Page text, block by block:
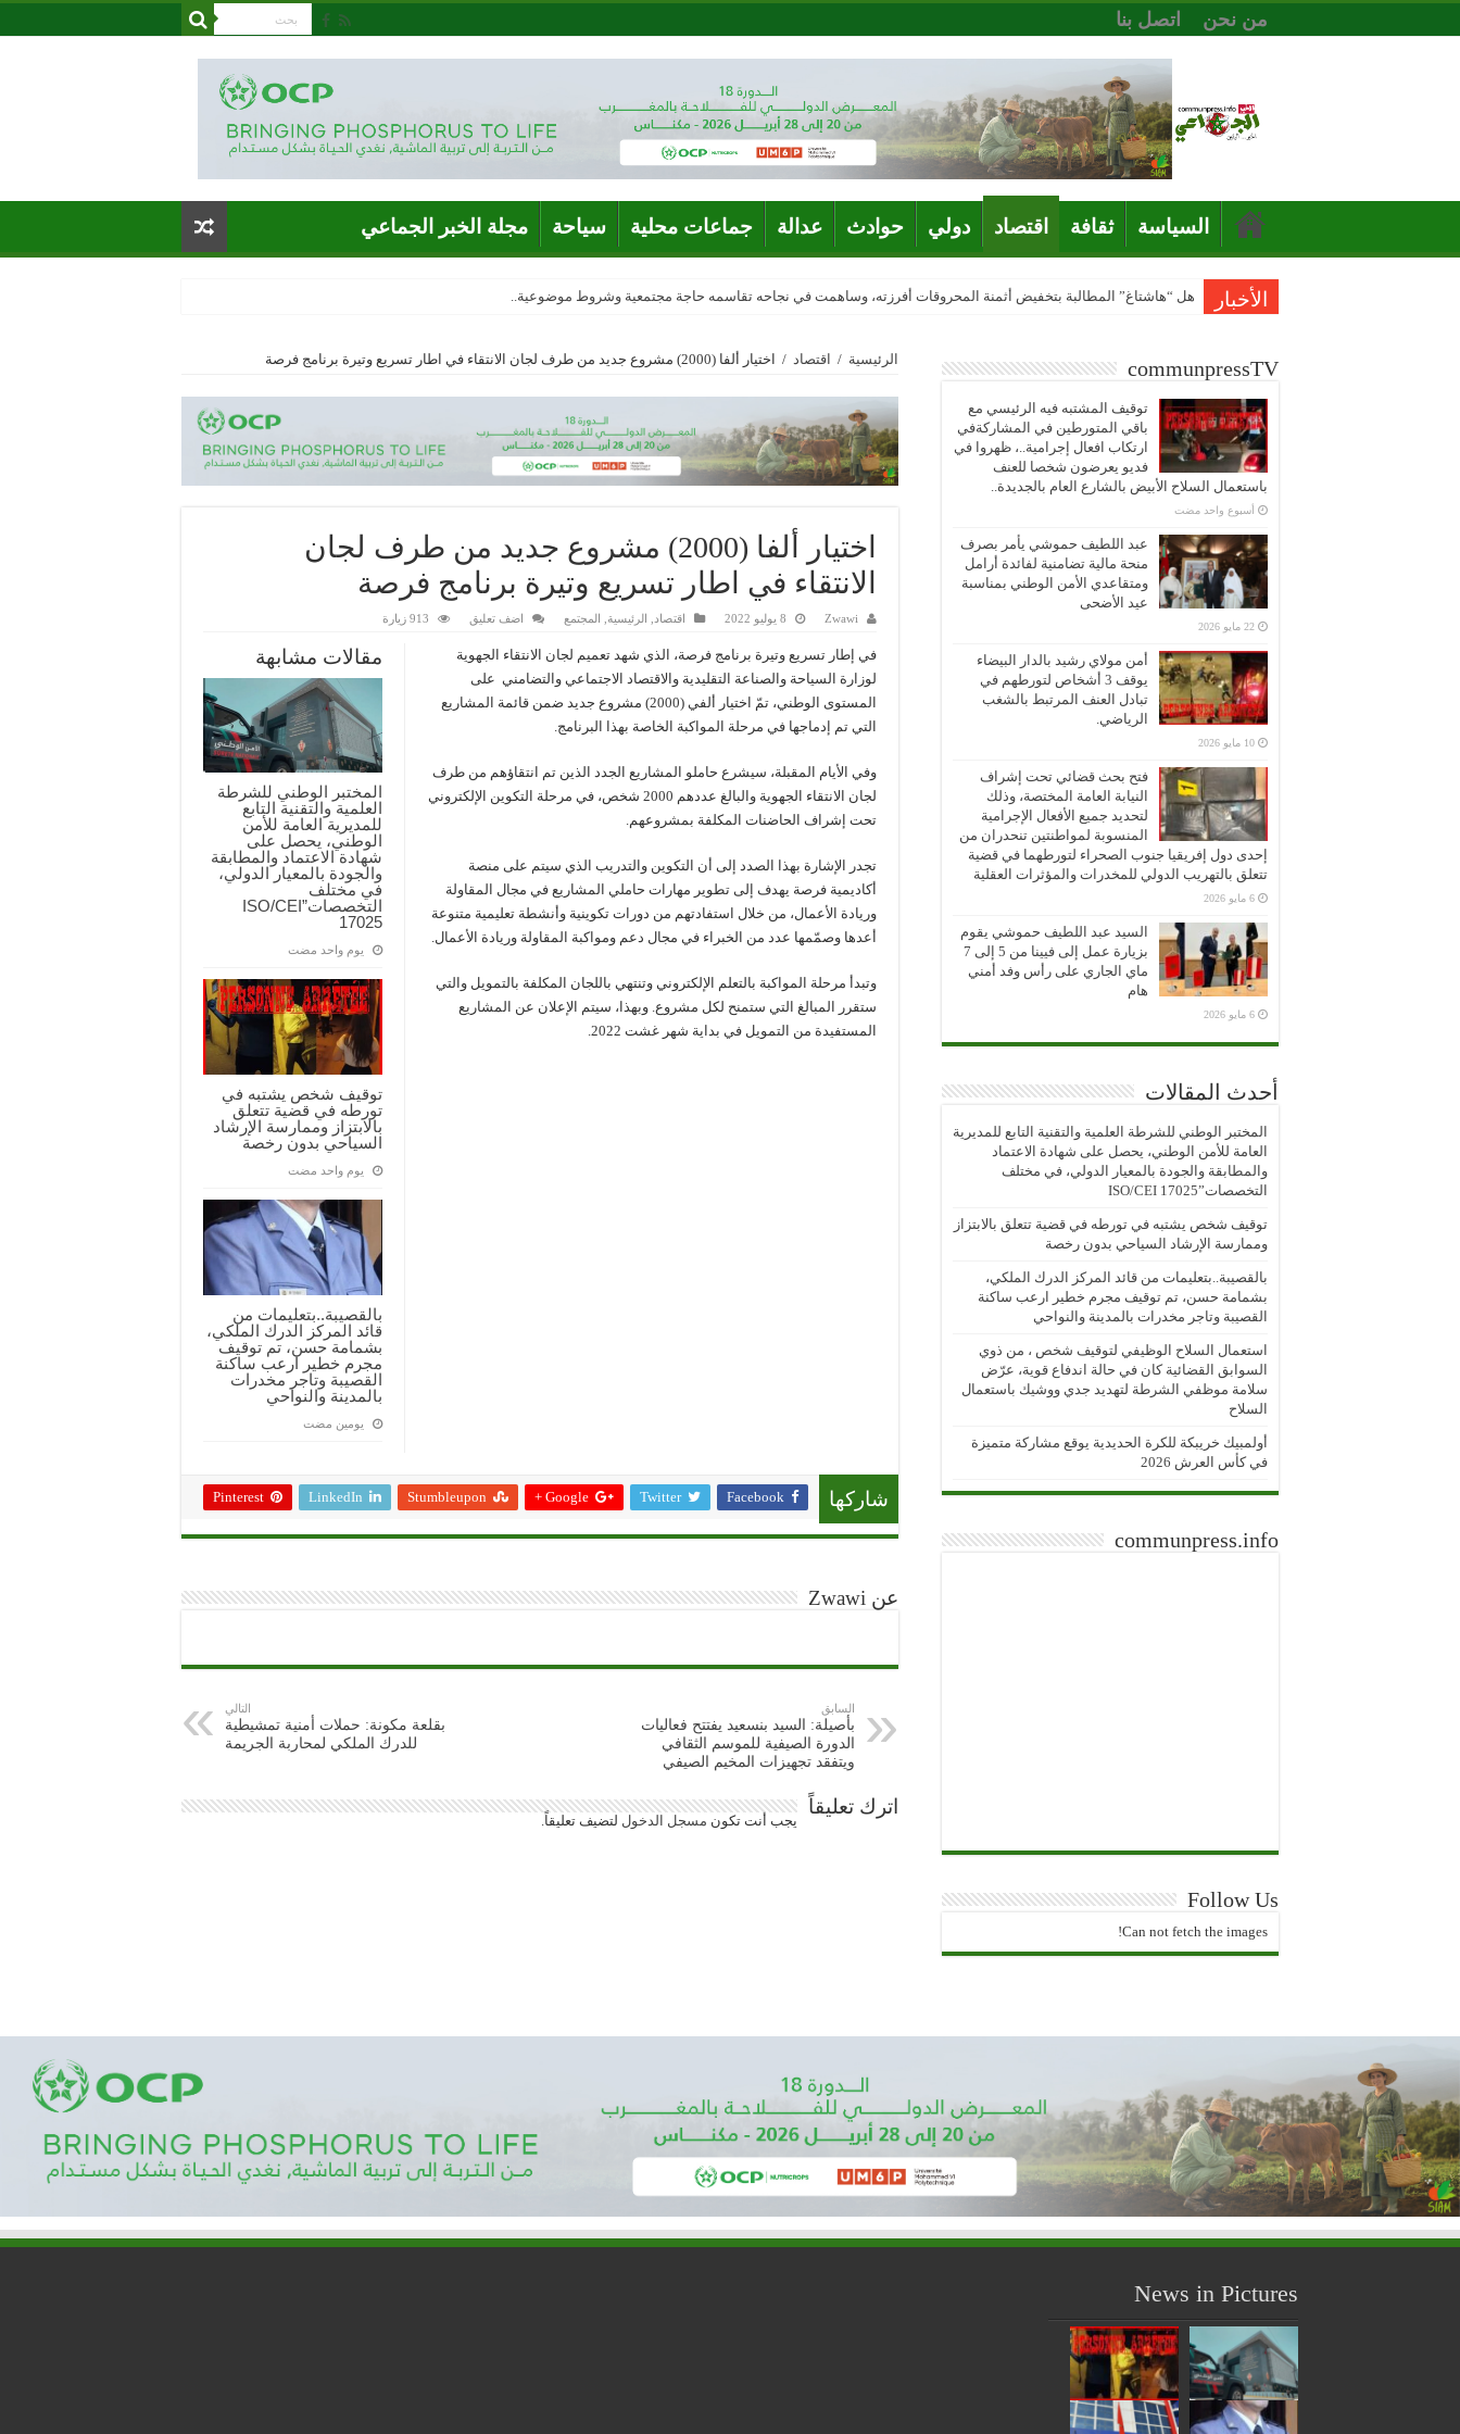
من نحن اتصل بنا
السياسة ثقافة اقتصاد دولي حوادث عدالة جماعات محلية سياحة مجلة الخبر الجماعي
الأخبار هل “هاشتاغ” المطالبة بتخفيض أثمنة المحروقات أفرزته، وساهمت في نجاحه تقاسمه حاجة مجتمعية وشروط موضوعية..
الرئيسية / اقتصاد / اختيار ألفا (2000) مشروع جديد من طرف لجان الانتقاء في اطار تسريع وتيرة برنامج فرصة
اختيار ألفا (2000) مشروع جديد من طرف لجان
الانتقاء في اطار تسريع وتيرة برنامج فرصة
Zwawi 8 يوليو 2022 اقتصاد الرئيسية المجتمع اضف تعليق 913 زيارة
مقالات مشابهة
المختبر الوطني للشرطة
العلمية والتقنية التابع
للمديرية العامة للأمن
الوطني، يحصل على
شهادة الاعتماد والمطابقة
والجودة بالمعيار الدولي،
في مختلف
التخصصات”ISO/CEI
17025
‏يوم واحد مضت
توقيف شخص يشتبه في
تورطه في قضية تتعلق
بالابتزاز وممارسة الإرشاد
السياحي بدون رخصة
‏يوم واحد مضت
بالقصيبة..بتعليمات من
قائد المركز الدرك الملكي،
بشمامة حسن، تم توقيف
مجرم خطير ارعب ساكنة
القصيبة وتاجر مخدرات
بالمدينة والنواحي
‏يومين مضت
في إطار تسريع وتيرة برنامج فرصة، الذي شهد تعميم لجان الانتقاء الجهوية
لوزارة السياحة والصناعة التقليدية والاقتصاد الاجتماعي والتضامني على
المستوى الوطني، تمّ اختيار ألفي (2000) مشروع جديد ضمن قائمة المشاريع
التي تم إدماجها في مرحلة المواكبة الخاصة بهذا البرنامج.
وفي الأيام المقبلة، سيشرع حاملو المشاريع الجدد الذين تم انتقاؤهم من طرف
لجان الانتقاء الجهوية والبالغ عددهم 2000 شخص، في مرحلة التكوين الإلكتروني
تحت إشراف الحاضنات المكلفة بمشروعهم.
تجدر الإشارة بهذا الصدد إلى أن التكوين والتدريب الذي سيتم على منصة
أكاديمية فرصة يهدف إلى تطوير مهارات حاملي المشاريع في مجال المقاولة
وريادة الأعمال، من خلال استفادتهم من دورات تكوينية وأنشطة تعليمية متنوعة
أعدها وصمّمها عدد من الخبراء في مجال دعم ومواكبة المقاولة وريادة الأعمال.
وتبدأ مرحلة المواكبة بالتعلم الإلكتروني وتنتهي باللجان المكلفة بالتمويل والتي
ستقرر المبالغ التي ستمنح لكل مشروع. وبهذا، سيتم الإعلان عن المشاريع
المستفيدة من التمويل في بداية شهر غشت 2022.
شاركها Facebook
Twitter
Google +
Stumbleupon
LinkedIn
Pinterest
عن Zwawi
السابق
بأصيلة: السيد بنسعيد يفتتح فعاليات
الدورة الصيفية للموسم الثقافي
ويتفقد تجهيزات المخيم الصيفي
التالي
بقلعة مكونة: حملات أمنية تمشيطية
للدرك الملكي لمحاربة الجريمة
اترك تعليقاً
يجب أنت تكون مسجل الدخول لتضيف تعليقاً.
communpressTV
توقيف المشتبه فيه الرئيسي مع
باقي المتورطين في المشاركةفي
ارتكاب افعال إجرامية..، ظهروا في
فديو يعرضون شخصا للعنف
باستعمال السلاح الأبيض بالشارع العام بالجديدة..
‏أسبوع واحد مضت
عبد اللطيف حموشي يأمر بصرف
منحة مالية تضامنية لفائدة أرامل
ومتقاعدي الأمن الوطني بمناسبة
عيد الأضحى
22 مايو 2026
أمن مولاي رشيد بالدار البيضاء
يوقف 3 أشخاص لتورطهم في
تبادل العنف المرتبط بالشغب
الرياضي.
10 مايو 2026
فتح بحث قضائي تحت إشراف
النيابة العامة المختصة، وذلك
لتحديد جميع الأفعال الإجرامية
المنسوبة لمواطنتين تنحدران من
إحدى دول إفريقيا جنوب الصحراء لتورطهما في قضية
تتعلق بالتهريب الدولي للمخدرات والمؤثرات العقلية
6 مايو 2026
السيد عبد اللطيف حموشي يقوم
بزيارة عمل إلى فيينا من 5 إلى 7
ماي الجاري على رأس وفد أمني
هام
6 مايو 2026
أحدث المقالات
المختبر الوطني للشرطة العلمية والتقنية التابع للمديرية
العامة للأمن الوطني، يحصل على شهادة الاعتماد
والمطابقة والجودة بالمعيار الدولي، في مختلف
التخصصات”ISO/CEI 17025
توقيف شخص يشتبه في تورطه في قضية تتعلق بالابتزاز
وممارسة الإرشاد السياحي بدون رخصة
بالقصيبة..بتعليمات من قائد المركز الدرك الملكي،
بشمامة حسن، تم توقيف مجرم خطير ارعب ساكنة
القصيبة وتاجر مخدرات بالمدينة والنواحي
استعمال السلاح الوظيفي لتوقيف شخص ، من ذوي
السوابق القضائية كان في حالة اندفاع قوية، عرّض
سلامة موظفي الشرطة لتهديد جدي ووشيك باستعمال
السلاح
أولمبيك خريبكة للكرة الحديدية يوقع مشاركة متميزة
في كأس العرش 2026
communpress.info
Follow Us
Can not fetch the images!
News in Pictures